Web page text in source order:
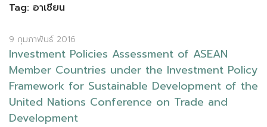
Tag: อาเชียน
9 กุมภาพันธ์ 2016
Investment Policies Assessment of ASEAN
Member Countries under the Investment Policy
Framework for Sustainable Development of the
United Nations Conference on Trade and
Development